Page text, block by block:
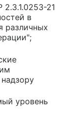
21
в
различных
уровень